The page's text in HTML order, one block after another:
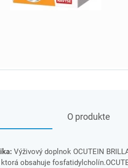
O produkte
Výživový doplnok OCUTEIN
obsahuje